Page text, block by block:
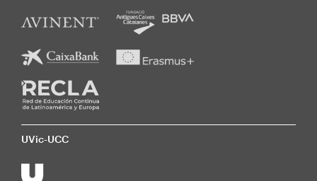
UVic-UCC